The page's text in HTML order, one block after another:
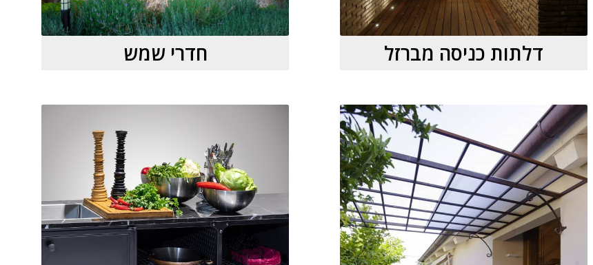
דלתות כניסה מברזל חדרי שמש